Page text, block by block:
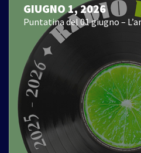
GIUGNO 1, 2026
Puntatina del 01 giugno –